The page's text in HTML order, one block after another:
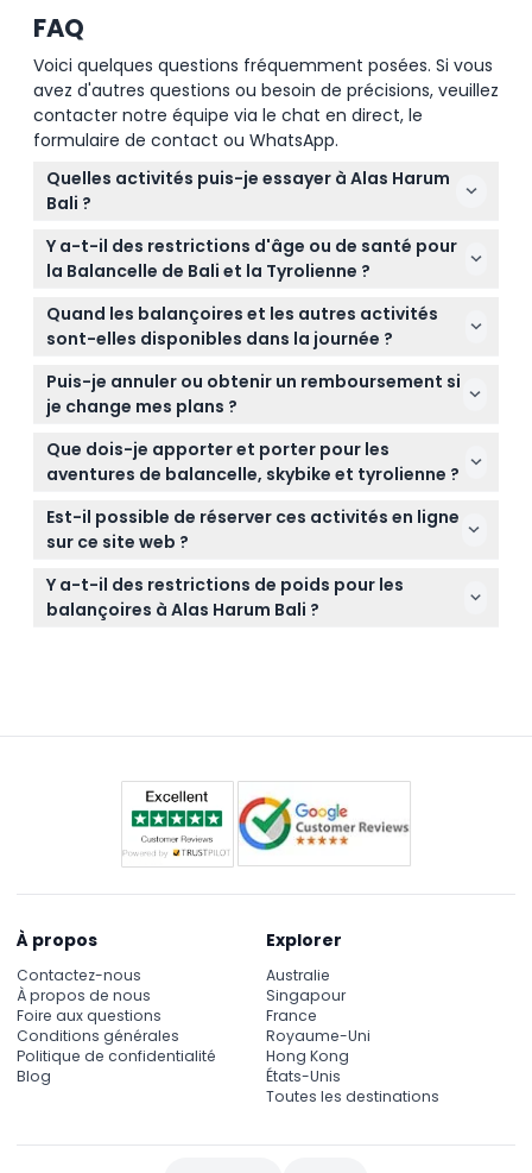
FAQ
Voici quelques questions fréquemment posées. Si vous
avez d'autres questions ou besoin de précisions, veuillez
contacter notre équipe via le chat en direct, le
formulaire de contact ou WhatsApp.
Quelles activités puis-je essayer à Alas Harum
Bali ?
À Alas Harum Bali, vous pouvez profiter de
balançoires excitantes comme la Balancelle Super
Extrême, pédaler sur des Skybikes suspendus et
faire de la tyrolienne à travers la forêt tropicale.
Chacune offre une vue imprenable sur les
Y a-t-il des restrictions d'âge ou de santé pour
la Balancelle de Bali et la Tyrolienne ?
Les enfants de moins de 7 ans ne peuvent pas
participer, et les femmes enceintes, les personnes
de plus de 70 ans ou celles souffrant de problèmes
cardiaques, d'épilepsie ou d'hypertension ne sont
pas autorisées à se joindre aux activités.
Quand les balançoires et les autres activités
sont-elles disponibles dans la journée ?
Les balançoires sont disponibles de 7h00 à 10h00, et
toutes les autres activités comme le Skybike et la
Tyrolienne fonctionnent de 10h00 à 18h00 (sous
réserve de modifications — veuillez confirmer au
moment de la réservation).
Puis-je annuler ou obtenir un remboursement si
je change mes plans ?
Les billets pour les activités d'Alas Harum Bali ne
sont pas remboursables et ne peuvent pas être
annulés, veuillez donc être sûr(e) de la date et de
l'heure de votre réservation avant l'achat.
Que dois-je apporter et porter pour les
aventures de balancelle, skybike et tyrolienne ?
Portez des vêtements confortables et des
chaussures fermées adaptées aux activités en
ou smartphone pour capturer en toute sécurité les
vues à couper le souffle.
Est-il possible de réserver ces activités en ligne
sur ce site web ?
Oui, vous pouvez vérifier la disponibilité et réserver
facilement votre séance de balancelle, de skybike
ou de tyrolienne préférée en ligne ici même sur ce
Y a-t-il des restrictions de poids pour les
balançoires à Alas Harum Bali ?
À propos
Contactez-nous
À propos de nous
Foire aux questions
Conditions générales
Politique de confidentialité
Blog
Explorer
Australie
Singapour
France
Royaume-Uni
Hong Kong
États-Unis
Toutes les destinations